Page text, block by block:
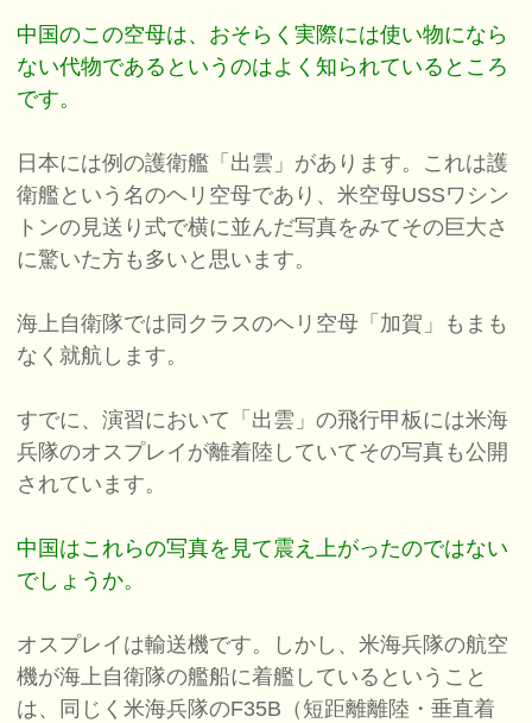
中国のこの空母は、おそらく実際には使い物になら
ない代物であるというのはよく知られているところ
です。
日本には例の護衛艦「出雲」があります。これは護
衛艦という名のヘリ空母であり、米空母USSワシン
トンの見送り式で横に並んだ写真をみてその巨大さ
に驚いた方も多いと思います。
海上自衛隊では同クラスのヘリ空母「加賀」もまも
なく就航します。
すでに、演習において「出雲」の飛行甲板には米海
兵隊のオスプレイが離着陸していてその写真も公開
されています。
中国はこれらの写真を見て震え上がったのではない
でしょうか。
オスプレイは輸送機です。しかし、米海兵隊の航空
機が海上自衛隊の艦船に着艦しているということ
は、同じく米海兵隊のF35B（短距離離陸・垂直着